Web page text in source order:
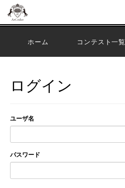
ホーム コンテスト一覧
ログイン
ユーザ名
パスワード